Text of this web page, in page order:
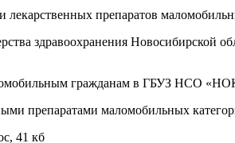
лекарственных препаратов
здравоохранения Новосибирской
гражданам в ГБУЗ НСО
препаратами маломобильных
41 кб